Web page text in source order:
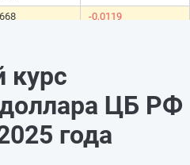
-0,0119
-0,0096
—
курс
доллара ЦБ РФ
года